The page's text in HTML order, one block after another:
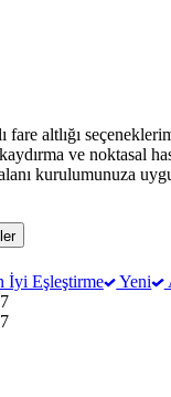
altlığı
ve noktasal
kurulumunuza
İyi Eşleştirme Yeni